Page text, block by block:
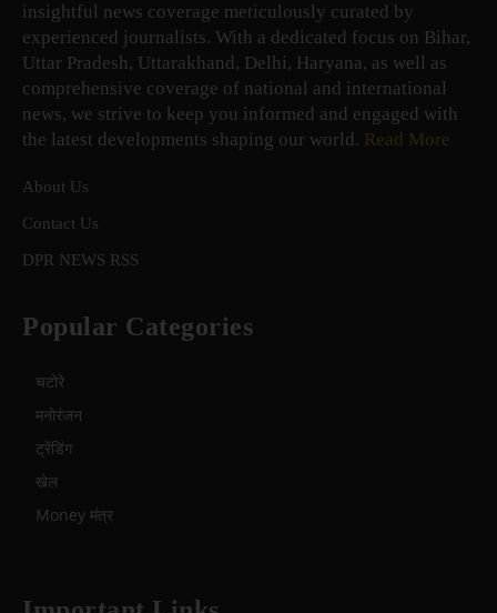
insightful news coverage meticulously curated by
experienced journalists. With a dedicated focus on Bihar,
Uttar Pradesh, Uttarakhand, Delhi, Haryana, as well as
comprehensive coverage of national and international
news, we strive to keep you informed and engaged with
the latest developments shaping our world. Read More
About Us
Contact Us
DPR NEWS RSS
Popular Categories
चटोरे
मनोरंजन
ट्रेंडिंग
खेल
Money मंत्र